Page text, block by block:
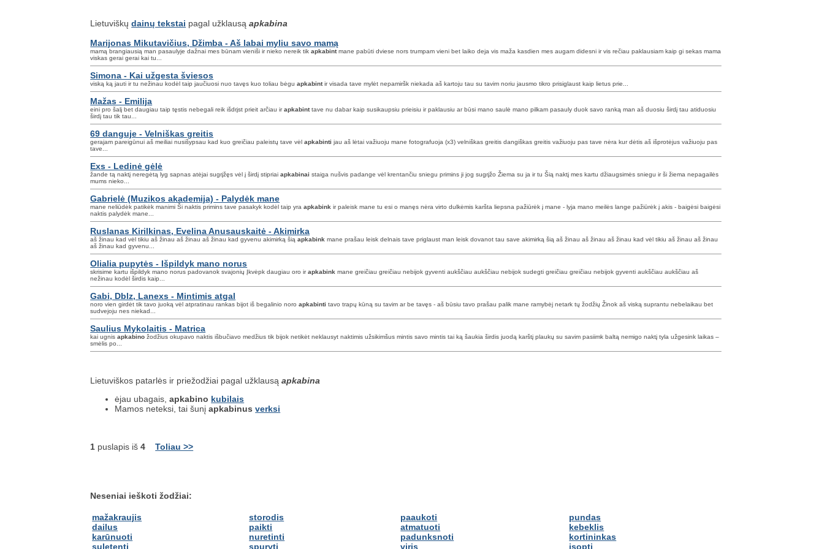
Lietuviškųdainų tekstai pagal užklausąapkabina
Marijonas Mikutavičius, Džimba - Aš labai myliu savo mamą
mamą brangiausią man pasaulyje dažnai mes būnam vieniši ir nieko nereik tikapkabintmane pabūti dviese nors trumpam vieni bet laiko deja vis maža kasdien mes augam didesni ir vis rečiau paklausiam kaip gi sekas mama
viskas gerai gerai kai tu...
Simona - Kai užgesta šviesos
viską ką jauti ir tu nežinau kodėl taip jaučiuosi nuo tavęs kuo toliau bėguapkabintir visada tave mylėt nepamiršk niekada aš kartoju tau su tavim noriu jausmo tikro prisiglaust kaip lietus prie...
Mažas - Emilija
eini pro šalį bet daugiau taip tęstis nebegali reik išdrįst prieit arčiau irapkabinttave nu dabar kaip susikaupsiu prieisiu ir paklausiu ar būsi mano saulė mano pilkam pasauly duok savo ranką man aš duosiu širdį tau atiduosiu
širdį tau tik tau...
69 danguje - Velniškas greitis
gerajam pareigūnui aš meiliai nusišypsau kad kuo greičiau paleistų tave vėlapkabinti jau aš lėtai važiuoju mane fotografuoja (x3) velniškas greitis dangiškas greitis važiuoju pas tave nėra kur dėtis aš išprotėjus važiuoju pas
tave...
Exs - Ledinė gėlė
žande tą naktį neregėtą lyg sapnas atėjai sugrįžęs vėl į širdį stipriaiapkabinai staiga nušvis padange vėl krentančiu sniegu primins ji jog sugrįžo Žiema su ja ir tu Šią naktį mes kartu džiaugsimės sniegu ir ši žiema nepagailės
mums nieko...
Gabrielė (Muzikos akademija) - Palydėk mane
mane neliūdėk patikėk manimi Ši naktis primins tave pasakyk kodėl taip yraapkabink ir paleisk mane tu esi o manęs nėra virto dulkėmis karšta liepsna pažiūrėk į mane - lyja mano meilės lange pažiūrėk į akis - baigėsi baigėsi
naktis palydėk mane...
Ruslanas Kirilkinas, Evelina Anusauskaitė - Akimirka
aš žinau kad vėl tikiu aš žinau aš žinau aš žinau kad gyvenu akimirką šiąapkabink mane prašau leisk delnais tave priglaust man leisk dovanot tau save akimirką šią aš žinau aš žinau aš žinau kad vėl tikiu aš žinau aš žinau
aš žinau kad gyvenu...
Olialia pupytės - Išpildyk mano norus
skrisime kartu išpildyk mano norus padovanok svajonių Įkvėpk daugiau oro irapkabink mane greičiau greičiau nebijok gyventi aukščiau aukščiau nebijok sudegti greičiau greičiau nebijok gyventi aukščiau aukščiau aš
nežinau kodėl širdis kaip...
Gabi, Dblz, Lanexs - Mintimis atgal
noro vien girdėt tik tavo juoką vėl atpratinau rankas bijot iš begalinio noroapkabinti tavo trapų kūną su tavim ar be tavęs - aš būsiu tavo prašau palik mane ramybėj netark tų žodžių Žinok aš viską suprantu nebelaikau bet
sudvejoju nes niekad...
Saulius Mykolaitis - Matrica
kai ugnisapkabino žodžius okupavo naktis išbučiavo medžius tik bijok netikėt neklausyt naktimis užsikimšus mintis savo mintis tai ką šaukia širdis juodą karštį plaukų su savim pasiimk baltą nemigo naktį tyla užgesink laikas –
smėlis po...
Lietuviškos patarlės ir priežodžiai pagal užklausąapkabina
ėjau ubagais,apkabino kubilais
Mamos neteksi, tai šunįapkabinus verksi
1 puslapis iš4 Toliau >>
Neseniai ieškoti žodžiai:
mažakraujis
dailus
karūnuoti
suletenti
storodis
paikti
nuretinti
spuryti
paaukoti
atmatuoti
padunksnoti
viris
pundas
kebeklis
kortininkas
įsopti